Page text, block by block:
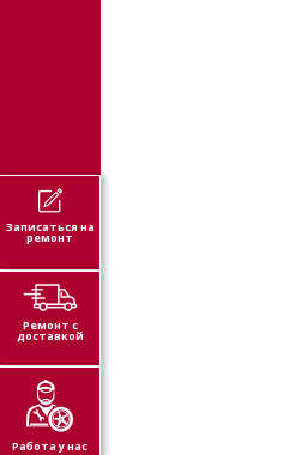
Записаться на
ремонт
Ремонт с
доставкой
Работа у нас